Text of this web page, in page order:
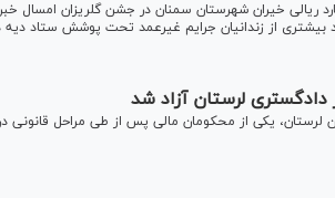
دادگستری استان سمنان از کمک ۷۰ میلیارد ریالی خیران شهرستان سمنان در جشن
بیشتری از زندانیان جرایم غیرعمد تحت پوشش ستاد دیه
دادگستری لرستان آزاد شد
یکی از محکومان مالی پس از طی مراحل قانونی